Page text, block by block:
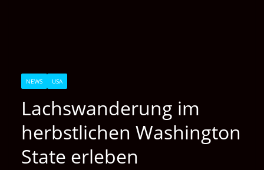
NEWS USA
Lachswanderung im
herbstlichen Washington
State erleben